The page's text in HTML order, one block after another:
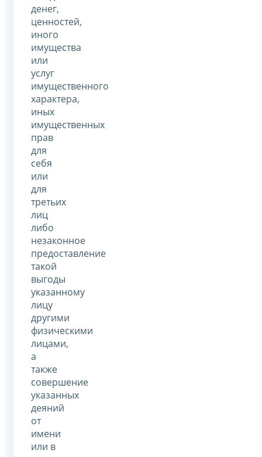
денег,
ценностей,
иного
имущества
или
услуг
имущественного
характера,
иных
имущественных
прав
для
себя
или
для
третьих
лиц
либо
незаконное
предоставление
такой
выгоды
указанному
лицу
другими
физическими
лицами,
а
также
совершение
указанных
деяний
от
имени
или в